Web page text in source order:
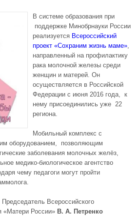
В системе образования при
поддержке Минобрнауки России
реализуется Всероссийский
проект «Сохраним жизнь маме»,
направленный на профилактику
рака молочной железы среди
женщин и матерей. Он
осуществляется в Российской
Федерации с июня 2016 года, к
нему присоединились уже 22
региона.
Мобильный комплекс с
оборудованием, позволяющим
заболевания молочных желёз,
медико-биологическое агентство
чему педагоги могут пройти
Всероссийского
«Матери России» В. А. Петренко